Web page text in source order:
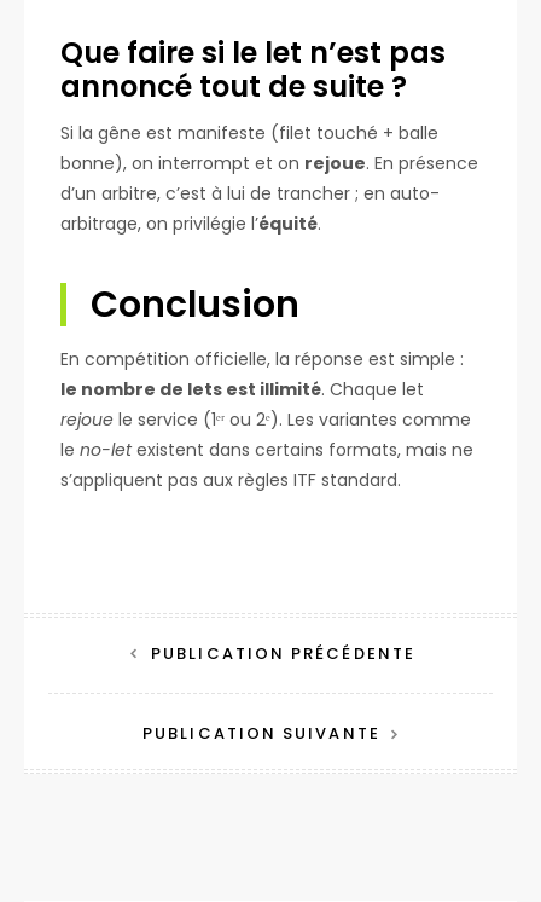
Que faire si le let n’est pas
annoncé tout de suite ?
Si la gêne est manifeste (filet touché + balle
bonne), on interrompt et on rejoue. En présence
d’un arbitre, c’est à lui de trancher ; en auto-
arbitrage, on privilégie l’équité.
Conclusion
En compétition officielle, la réponse est simple :
le nombre de lets est illimité. Chaque let
rejoue le service (1ᵉʳ ou 2ᵉ). Les variantes comme
le no-letexistent dans certains formats, mais ne
s’appliquent pas aux règles ITF standard.
Navigation
de
l’article
PUBLICATION PRÉCÉDENTE
PUBLICATION SUIVANTE